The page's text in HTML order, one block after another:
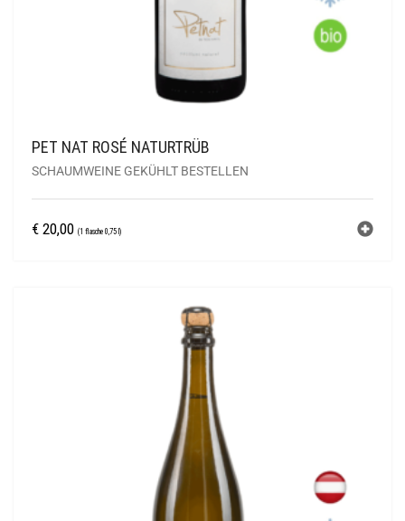
PET NAT ROSÉ NATURTRÜB
SCHAUMWEINE GEKÜHLT BESTELLEN
€ 20,00 (1 flasche 0,75 l)